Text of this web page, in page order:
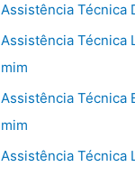
Assistência Técnica
Assistência Técnica
mim
Assistência Técnica
mim
Assistência Técnica